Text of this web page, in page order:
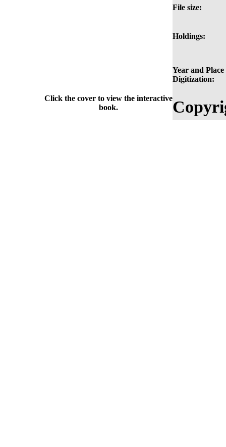
File size:
Holdings:
Year and Place
Digitization:
Click the cover to view the interactive
book.